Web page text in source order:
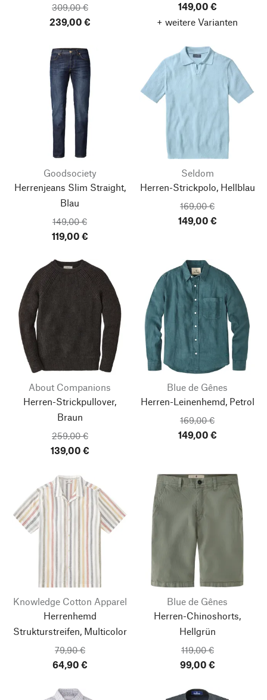
309,00 €
239,00 €
149,00 €
+ weitere Varianten
Goodsociety
Herrenjeans Slim Straight,
Blau
149,00 €
119,00 €
Seldom
Herren-Strickpolo, Hellblau
169,00 €
149,00 €
About Companions
Herren-Strickpullover,
Braun
259,00 €
139,00 €
Blue de Gênes
Herren-Leinenhemd, Petrol
169,00 €
149,00 €
Knowledge Cotton Apparel
Herrenhemd
Strukturstreifen, Multicolor
79,90 €
64,90 €
Blue de Gênes
Herren-Chinoshorts,
Hellgrün
119,00 €
99,00 €